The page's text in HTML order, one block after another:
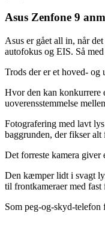
Asus Zenfone 9
Asus er gået all in, når
autofokus og EIS. Så
Trods der er et hoved- og
Hvor den kan konkurrere
uoverensstemmelse
Fotografering med lavt
baggrunden, der fikser alt
Det forreste kamera
Den kæmper lidt i svagt
til frontkameraer med fast
Som peg-og-skyd-